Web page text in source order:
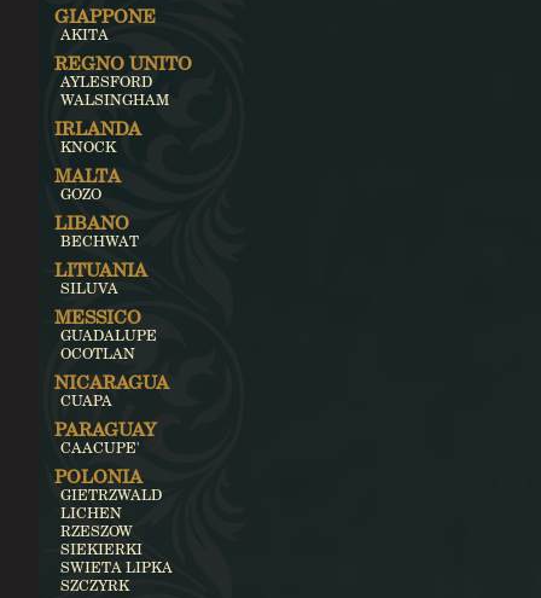
GIAPPONE
AKITA
REGNO UNITO
AYLESFORD
WALSINGHAM
IRLANDA
KNOCK
MALTA
GOZO
LIBANO
BECHWAT
LITUANIA
SILUVA
MESSICO
GUADALUPE
OCOTLAN
NICARAGUA
CUAPA
PARAGUAY
CAACUPE'
POLONIA
GIETRZWALD
LICHEN
RZESZOW
SIEKIERKI
SWIETA LIPKA
SZCZYRK